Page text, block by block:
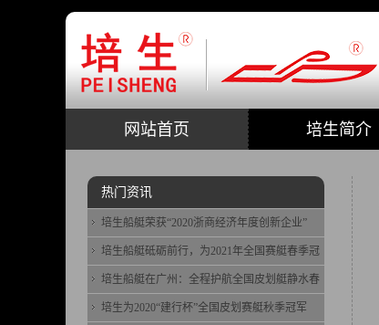
网站首页 培生简介
热门资讯
培生船艇荣获“2020浙商经济年度创新企业”
培生船艇砥砺前行，为2021年全国赛艇春季冠
培生船艇在广州：全程护航全国皮划艇静水春
培生为2020“建行杯”全国皮划赛艇秋季冠军